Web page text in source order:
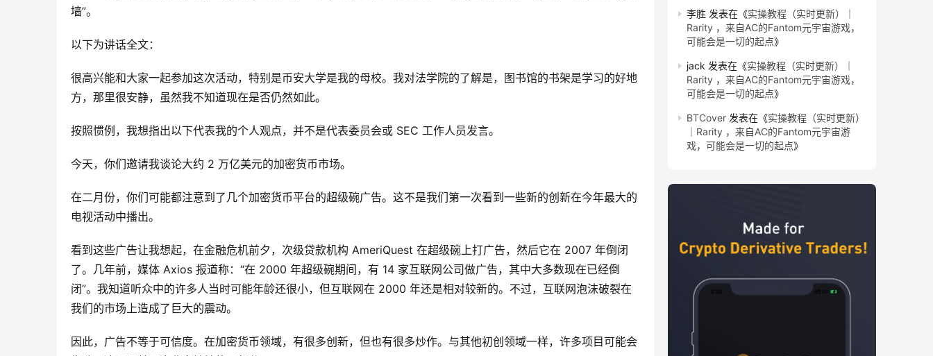
墙”。
以下为讲话全文：
很高兴能和大家一起参加这次活动，特别是币安大学是我的母校。我对法学院的了解是，图书馆的书架是学习的好地
方，那里很安静，虽然我不知道现在是否仍然如此。
按照惯例，我想指出以下代表我的个人观点，并不是代表委员会或 SEC 工作人员发言。
今天，你们邀请我谈论大约 2 万亿美元的加密货币市场。
在二月份，你们可能都注意到了几个加密货币平台的超级碗广告。这不是我们第一次看到一些新的创新在今年最大的
电视活动中播出。
看到这些广告让我想起，在金融危机前夕，次级贷款机构 AmeriQuest 在超级碗上打广告，然后它在 2007 年倒闭
了。几年前，媒体 Axios 报道称：“在 2000 年超级碗期间，有 14 家互联网公司做广告，其中大多数现在已经倒
闭”。我知道听众中的许多人当时可能年龄还很小，但互联网在 2000 年还是相对较新的。不过，互联网泡沫破裂在
我们的市场上造成了巨大的震动。
因此，广告不等于可信度。在加密货币领域，有很多创新，但也有很多炒作。与其他初创领域一样，许多项目可能会
李胜 发表在《实操教程（实时更新）｜
Rarity ，来自AC的Fantom元宇宙游戏，
可能会是一切的起点》
jack 发表在《实操教程（实时更新）｜
Rarity ，来自AC的Fantom元宇宙游戏，
可能会是一切的起点》
BTCover 发表在《实操教程（实时更新）
｜Rarity ，来自AC的Fantom元宇宙游
戏，可能会是一切的起点》